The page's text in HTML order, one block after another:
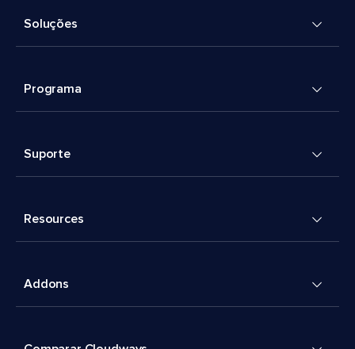
Soluções
Programa
Suporte
Resources
Addons